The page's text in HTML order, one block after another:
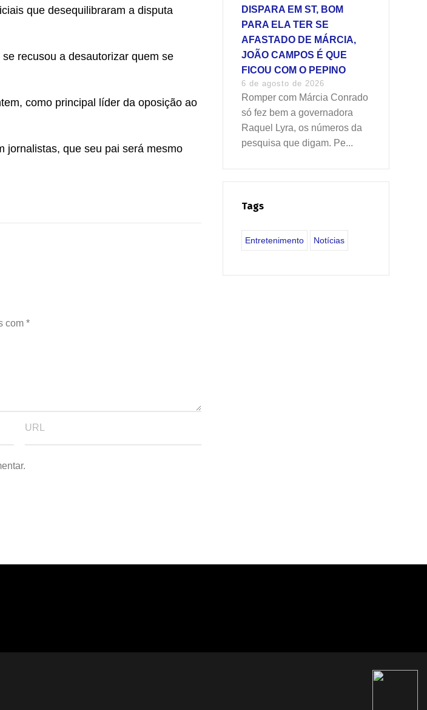
que desequilibraram a disputa
recusou a desautorizar quem se
como principal líder da oposição ao
jornalistas, que seu pai será mesmo
com *
DISPARA EM ST, BOM
PARA ELA TER SE
AFASTADO DE MÁRCIA,
JOÃO CAMPOS É QUE
FICOU COM O PEPINO
6 de agosto de 2026
Romper com Márcia Conrado
só fez bem a governadora
Raquel Lyra, os números da
pesquisa que digam. Pe...
Tags
Entretenimento Notícias